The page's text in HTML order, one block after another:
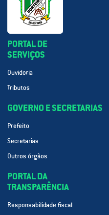
PORTAL DE
SERVIÇOS
Ouvidoria
Tributos
GOVERNO E SECRETARIAS
Prefeito
Secretarias
Outros órgãos
PORTAL DA
TRANSPARÊNCIA
Responsabilidade fiscal